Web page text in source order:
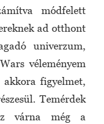
módfelett
ad otthont
univerzum,
véleményem
akkora figyelmet,
Temérdek
várna még a